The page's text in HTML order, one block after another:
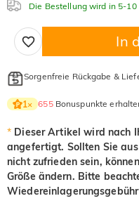
Die Bestellung wird in 5-
In
Sorgenfreie Rückgabe &
1× 655Bonuspunkte
* Dieser Artikel wird nach
angefertigt. Sollten Sie
nicht zufrieden sein,
Größe ändern. Bitte